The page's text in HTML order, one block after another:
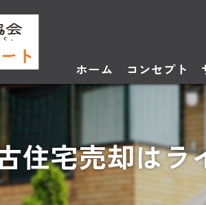
ホーム コンセプト
住宅売却はラ